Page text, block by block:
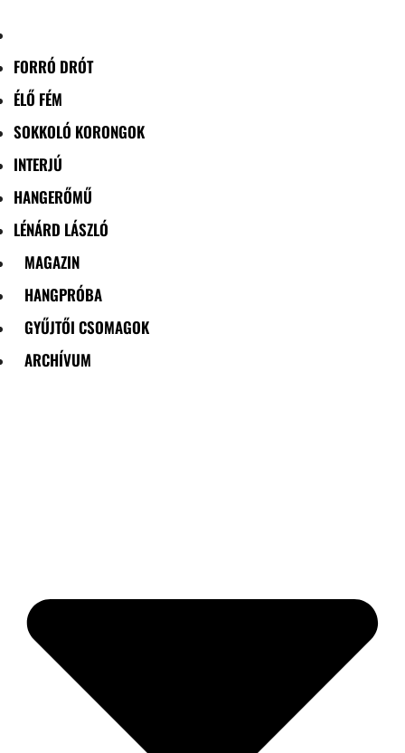
FORRÓ DRÓT
ÉLŐ FÉM
SOKKOLÓ KORONGOK
INTERJÚ
HANGERŐMŰ
LÉNÁRD LÁSZLÓ
MAGAZIN
HANGPRÓBA
GYŰJTŐI CSOMAGOK
ARCHÍVUM